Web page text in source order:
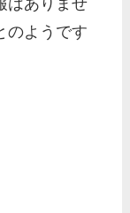
はありませ
のようです